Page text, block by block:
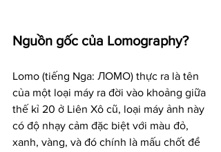
Nguồn gốc của Lomography?
Lomo (tiếng Nga: ЛОМО) thực ra là tên
của một loại máy ra đời vào khoảng giữa
thế kỉ 20 ở Liên Xô cũ, loại máy ảnh này
có độ nhạy cảm đặc biệt với màu đỏ,
xanh, vàng, và đó chính là mấu chốt để